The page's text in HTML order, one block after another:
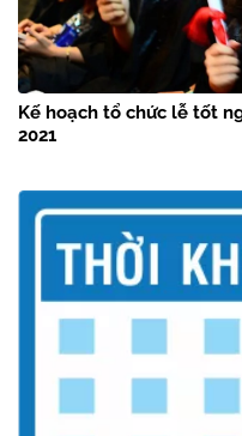
Kế hoạch tổ chức lễ tốt
2021